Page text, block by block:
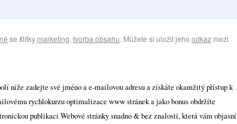
se štítky marketing, tvorba obsahu. Můžete si uložit jeho odkaz mezi
níže zadejte své jméno a e-mailovou adresu a získáte okamžitý přístup k
rychlokurzu optimalizace www stránek a jako bonus obdržíte
publikaci Webové stránky snadno & bez znalostí, která vám objasní